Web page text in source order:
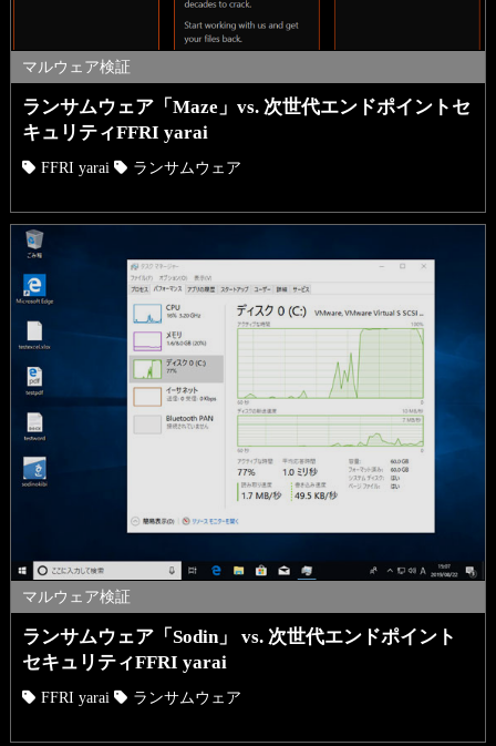
マルウェア検証
ランサムウェア「Maze」vs. 次世代エンドポイントセ
キュリティFFRI yarai
FFRI yarai ランサムウェア
マルウェア検証
ランサムウェア「Sodin」 vs. 次世代エンドポイント
セキュリティFFRI yarai
FFRI yarai ランサムウェア